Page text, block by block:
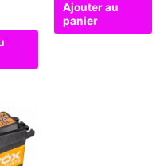
Ajouter au
panier